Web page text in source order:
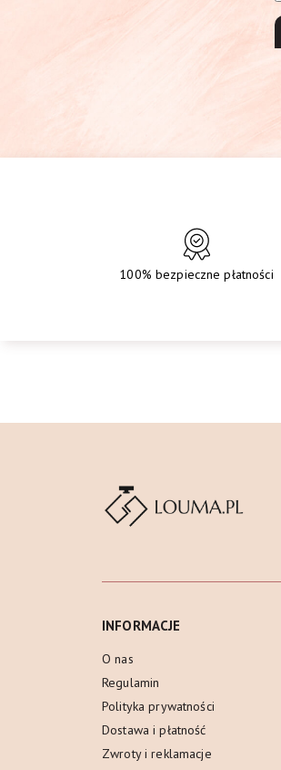
100% bezpieczne płatności
INFORMACJE
O nas
Regulamin
Polityka prywatności
Dostawa i płatność
Zwroty i reklamacje